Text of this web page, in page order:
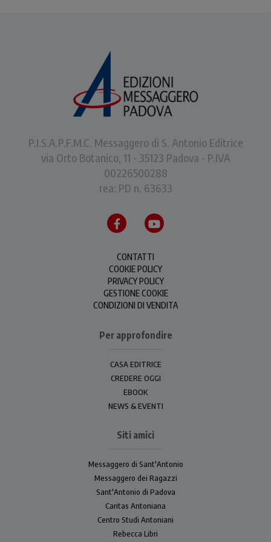
P.I.S.A.P.F.M.C. Messaggero di S. Antonio Editrice
via Orto Botanico, 11 - 35123 Padova - P.IVA
00226500288
rea: PD n. 63633
CONTATTI
COOKIE POLICY
PRIVACY POLICY
GESTIONE COOKIE
CONDIZIONI DI VENDITA
Per approfondire
CASA EDITRICE
CREDERE OGGI
EBOOK
NEWS & EVENTI
Siti amici
Messaggero di Sant'Antonio
Messaggero dei Ragazzi
Sant'Antonio di Padova
Caritas Antoniana
Centro Studi Antoniani
Rebecca Libri